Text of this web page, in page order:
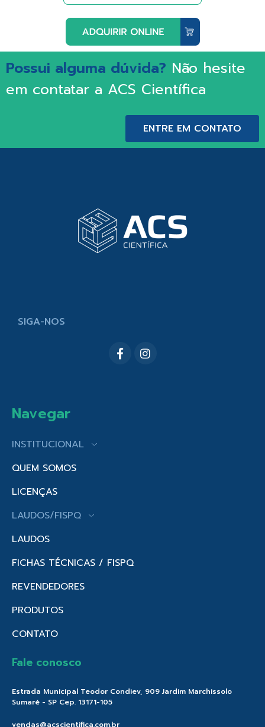
Possui alguma dúvida? Não hesite
em contatar a ACS Científica
ENTRE EM CONTATO
SIGA-NOS
Navegar
INSTITUCIONAL
QUEM SOMOS
LICENÇAS
LAUDOS/FISPQ
LAUDOS
FICHAS TÉCNICAS / FISPQ
REVENDEDORES
PRODUTOS
CONTATO
Fale conosco
Estrada Municipal Teodor Condiev, 909 Jardim Marchissolo
Sumaré - SP Cep. 13171-105
vendas@acscientifica.com.br